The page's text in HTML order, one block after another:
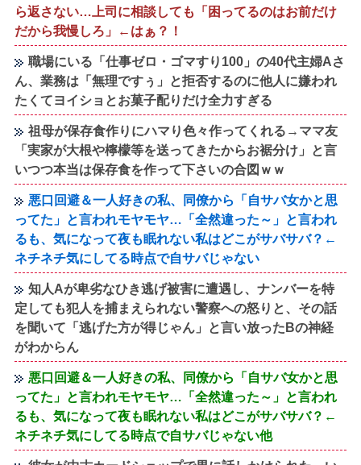
ら返さない…上司に相談しても「困ってるのはお前だけ
だから我慢しろ」←はぁ？！
職場にいる「仕事ゼロ・ゴマすり100」の40代主婦Aさ
ん、業務は「無理ですぅ」と拒否するのに他人に嫌われ
たくてヨイショとお菓子配りだけ全力すぎる
祖母が保存食作りにハマり色々作ってくれる→ママ友
「実家が大根や檸檬等を送ってきたからお裾分け」と言
いつつ本当は保存食を作って下さいの合図ｗｗ
悪口回避＆一人好きの私、同僚から「自サバ女かと思
ってた」と言われモヤモヤ…「全然違った～」と言われ
るも、気になって夜も眠れない私はどこがサバサバ？←
ネチネチ気にしてる時点で自サバじゃない
知人Aが卑劣なひき逃げ被害に遭遇し、ナンバーを特
定しても犯人を捕まえられない警察への怒りと、その話
を聞いて「逃げた方が得じゃん」と言い放ったBの神経
がわからん
悪口回避＆一人好きの私、同僚から「自サバ女かと思
ってた」と言われモヤモヤ…「全然違った～」と言われ
るも、気になって夜も眠れない私はどこがサバサバ？←
ネチネチ気にしてる時点で自サバじゃない他